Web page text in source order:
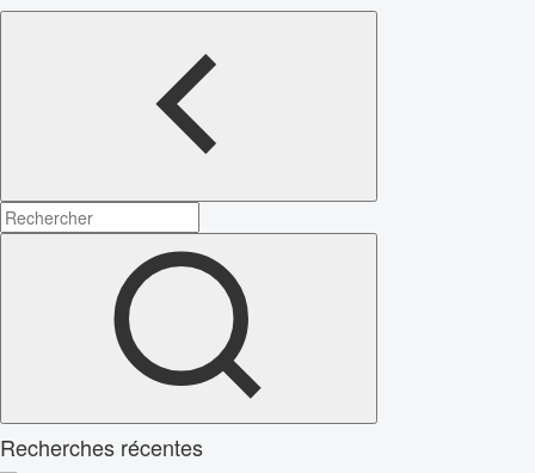
Recherches récentes